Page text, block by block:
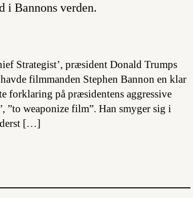
i Bannons verden.
Strategist’, præsident Donald Trumps
filmmanden Stephen Bannon en klar
forklaring på præsidentens aggressive
weaponize film”. Han smyger sig i
[…]